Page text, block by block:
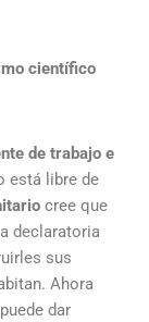
científico
de trabajo e
está libre de
cree que
declaratoria
sus
Ahora
dar